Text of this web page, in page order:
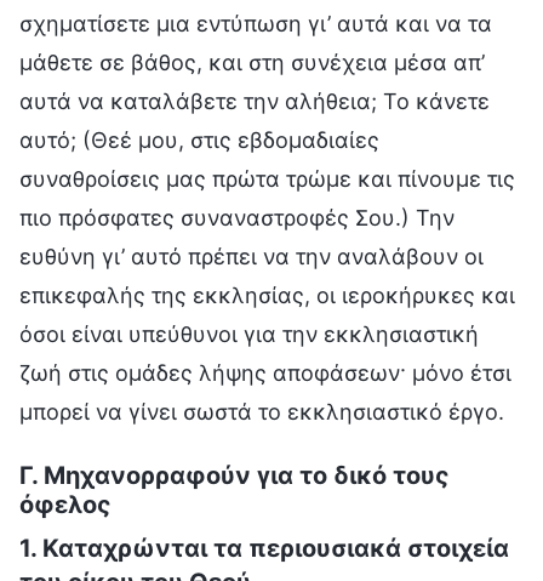
σχηματίσετε μια εντύπωση γι’ αυτά και να τα
μάθετε σε βάθος, και στη συνέχεια μέσα απ’
αυτά να καταλάβετε την αλήθεια; Το κάνετε
αυτό; (Θεέ μου, στις εβδομαδιαίες
συναθροίσεις μας πρώτα τρώμε και πίνουμε τις
πιο πρόσφατες συναναστροφές Σου.) Την
ευθύνη γι’ αυτό πρέπει να την αναλάβουν οι
επικεφαλής της εκκλησίας, οι ιεροκήρυκες και
όσοι είναι υπεύθυνοι για την εκκλησιαστική
ζωή στις ομάδες λήψης αποφάσεων· μόνο έτσι
μπορεί να γίνει σωστά το εκκλησιαστικό έργο.
Γ. Μηχανορραφούν για το δικό τους
όφελος
1. Καταχρώνται τα περιουσιακά στοιχεία